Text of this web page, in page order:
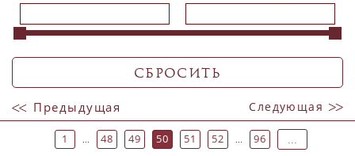
Предыдущая Следующая
1 48 49 50 51 52 96